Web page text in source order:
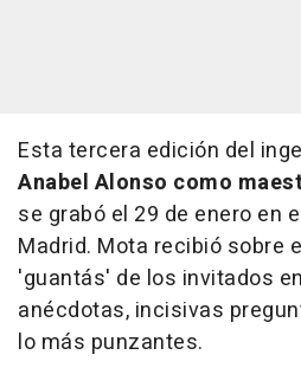
Esta tercera edición del
Anabel Alonso como
se grabó el 29 de enero en
Madrid. Mota recibió sobre
'guantás' de los invitados
anécdotas, incisivas
lo más punzantes.